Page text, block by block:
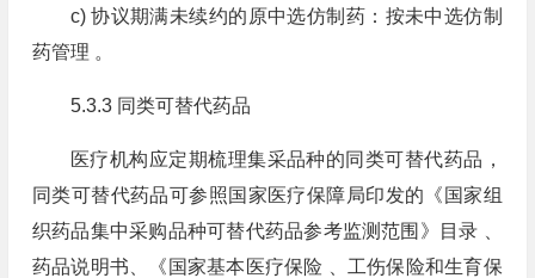
c) 协议期满未续约的原中选仿制药：按未中选仿制
药管理 。
5.3.3 同类可替代药品
医疗机构应定期梳理集采品种的同类可替代药品，
同类可替代药品可参照国家医疗保障局印发的《国家组
织药品集中采购品种可替代药品参考监测范围》目录 、
药品说明书、《国家基本医疗保险 、工伤保险和生育保